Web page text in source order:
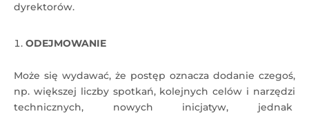
dyrektorów.
ODEJMOWANIE
Może się wydawać, że postęp oznacza dodanie czegoś,
np. większej liczby spotkań, kolejnych celów i narzędzi
technicznych, nowych inicjatyw, jednak